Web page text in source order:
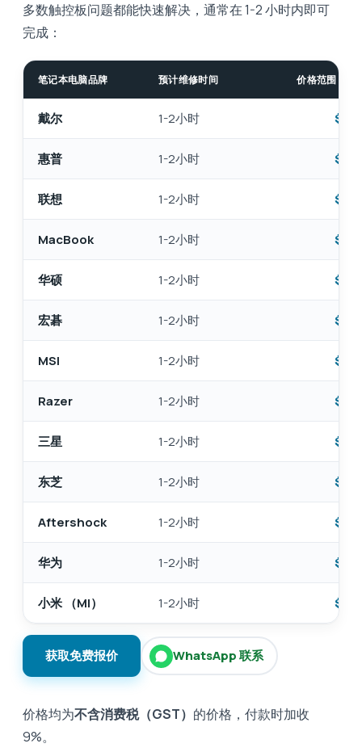
多数触控板问题都能快速解决，通常在 1-2 小时内即可
完成：
笔记本电脑品牌 预计维修时间 价格范围（新
戴尔 1-2小时 $95
惠普 1-2小时 $95
联想 1-2小时 $95
MacBook 1-2小时 $95
华硕 1-2小时 $95
宏碁 1-2小时 $95
MSI 1-2小时 $95
Razer 1-2小时 $95
三星 1-2小时 $95
东芝 1-2小时 $95
Aftershock 1-2小时 $95
华为 1-2小时 $95
小米 （MI） 1-2小时 $95
获取免费报价 WhatsApp 联系
价格均为不含消费税（GST） 的价格，付款时加收
9%。